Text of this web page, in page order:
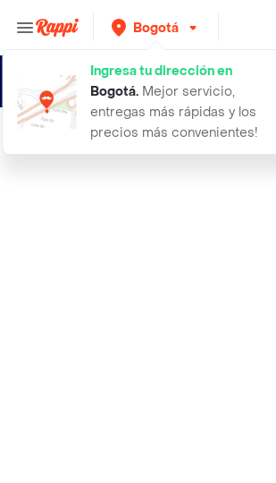
Bogotá
Ingresa tu dirección en
Bogotá. Mejor servicio,
entregas más rápidas y los
precios más convenientes!
john walker double black 700ml